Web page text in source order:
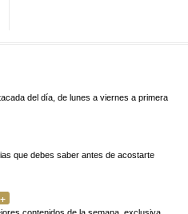
del día, de lunes a viernes a primera
que debes saber antes de acostarte